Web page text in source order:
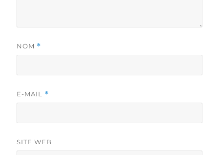
NOM *
E-MAIL *
SITE WEB